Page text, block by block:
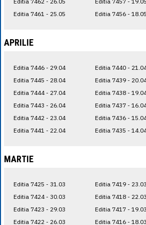
Editia 7461 - 25.05
Editia 7456 - 18.05
APRILIE
Editia 7446 - 29.04
Editia 7445 - 28.04
Editia 7444 - 27.04
Editia 7443 - 26.04
Editia 7442 - 23.04
Editia 7441 - 22.04
Editia 7440 -
Editia 7439 -
Editia 7438 -
Editia 7437 -
Editia 7436 -
Editia 7435 -
MARTIE
Editia 7425 - 31.03
Editia 7424 - 30.03
Editia 7423 - 29.03
Editia 7422 - 26.03
Editia 7419 - 23.03
Editia 7418 - 22.03
Editia 7417 - 19.03
Editia 7416 - 18.03